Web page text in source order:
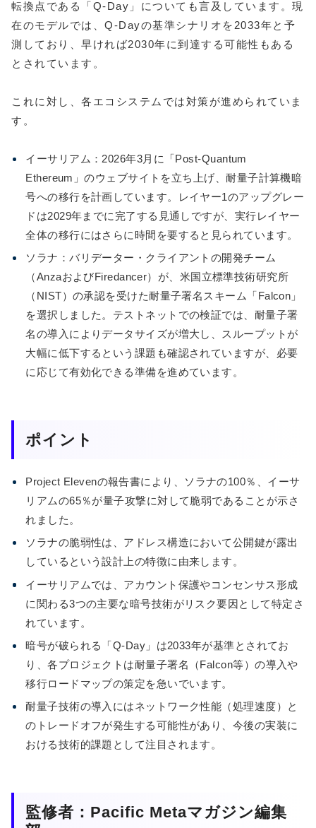
転換点である「Q-Day」についても言及しています。現
在のモデルでは、Q-Dayの基準シナリオを2033年と予
測しており、早ければ2030年に到達する可能性もある
とされています。
これに対し、各エコシステムでは対策が進められていま
す。
イーサリアム：2026年3月に「Post-Quantum
Ethereum」のウェブサイトを立ち上げ、耐量子計算機暗
号への移行を計画しています。レイヤー1のアップグレー
ドは2029年までに完了する見通しですが、実行レイヤー
全体の移行にはさらに時間を要すると見られています。
ソラナ：バリデーター・クライアントの開発チーム
（AnzaおよびFiredancer）が、米国立標準技術研究所
（NIST）の承認を受けた耐量子署名スキーム「Falcon」
を選択しました。テストネットでの検証では、耐量子署
名の導入によりデータサイズが増大し、スループットが
大幅に低下するという課題も確認されていますが、必要
に応じて有効化できる準備を進めています。
ポイント
Project Elevenの報告書により、ソラナの100％、イーサ
リアムの65％が量子攻撃に対して脆弱であることが示さ
れました。
ソラナの脆弱性は、アドレス構造において公開鍵が露出
しているという設計上の特徴に由来します。
イーサリアムでは、アカウント保護やコンセンサス形成
に関わる3つの主要な暗号技術がリスク要因として特定さ
れています。
暗号が破られる「Q-Day」は2033年が基準とされてお
り、各プロジェクトは耐量子署名（Falcon等）の導入や
移行ロードマップの策定を急いでいます。
耐量子技術の導入にはネットワーク性能（処理速度）と
のトレードオフが発生する可能性があり、今後の実装に
おける技術的課題として注目されます。
監修者：Pacific Metaマガジン編集